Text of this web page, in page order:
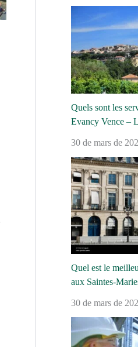
Quels sont les
Evancy Vence –
30 de mars de
Quel est le
aux Saintes-
30 de mars de